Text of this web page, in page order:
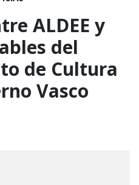
ALDEE y
del
de Cultura
Vasco